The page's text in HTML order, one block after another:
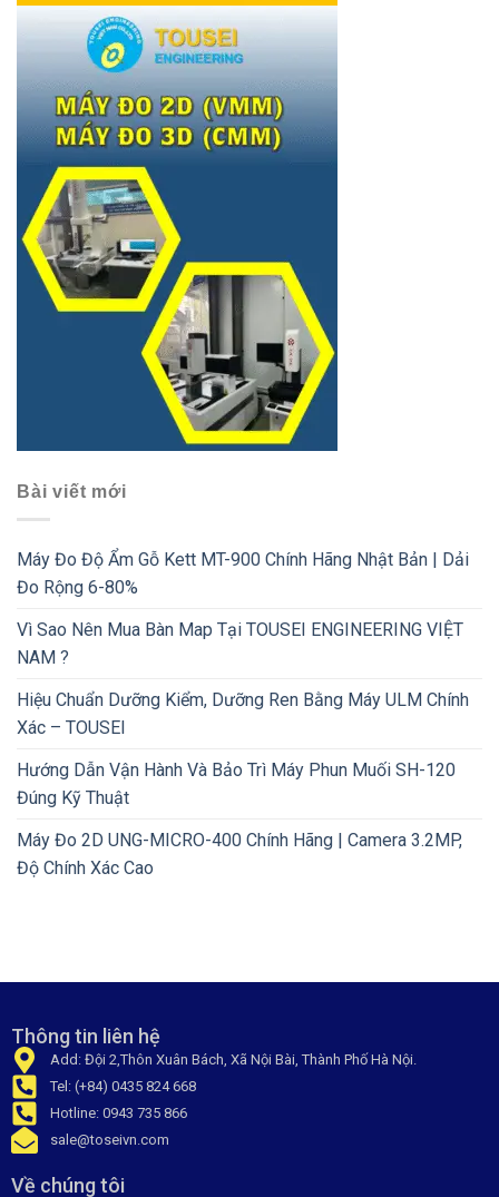
Bài viết mới
Máy Đo Độ Ẩm Gỗ Kett MT-900 Chính Hãng Nhật Bản | Dải
Đo Rộng 6-80%
Vì Sao Nên Mua Bàn Map Tại TOUSEI ENGINEERING VIỆT
NAM ?
Hiệu Chuẩn Dưỡng Kiểm, Dưỡng Ren Bằng Máy ULM Chính
Xác – TOUSEI
Hướng Dẫn Vận Hành Và Bảo Trì Máy Phun Muối SH-120
Đúng Kỹ Thuật
Máy Đo 2D UNG-MICRO-400 Chính Hãng | Camera 3.2MP,
Độ Chính Xác Cao
Thông tin liên hệ
Add: Đội 2,Thôn Xuân Bách, Xã Nội Bài, Thành Phố Hà Nội.
Tel: (+84) 0435 824 668
Hotline: 0943 735 866
sale@toseivn.com
Về chúng tôi